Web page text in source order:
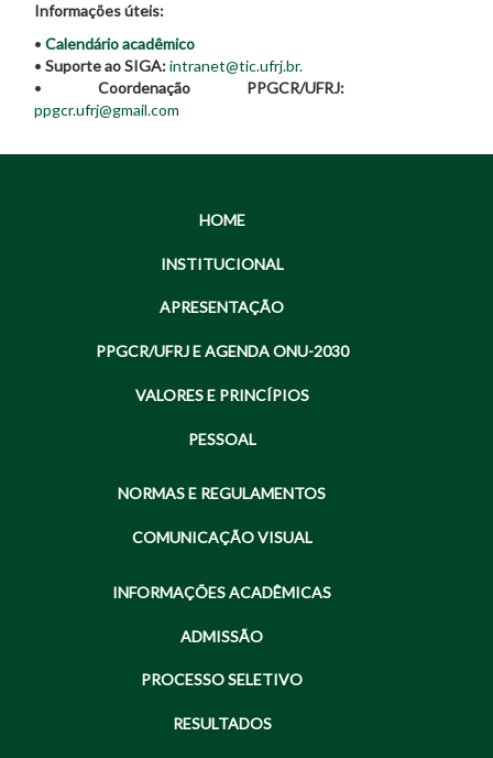
Informações úteis:
• Calendário acadêmico
• Suporte ao SIGA:intranet@tic.ufrj.br.
• Coordenação PPGCR/UFRJ:
ppgcr.ufrj@gmail.com
HOME
INSTITUCIONAL
APRESENTAÇÃO
PPGCR/UFRJ E AGENDA ONU-2030
VALORES E PRINCÍPIOS
PESSOAL
NORMAS E REGULAMENTOS
COMUNICAÇÃO VISUAL
INFORMAÇÕES ACADÊMICAS
ADMISSÃO
PROCESSO SELETIVO
RESULTADOS